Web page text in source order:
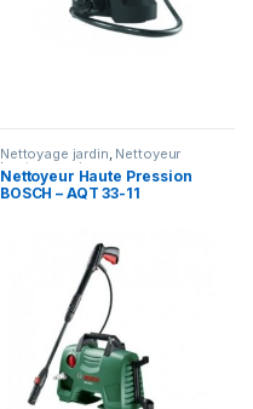
Nettoyage jardin, Nettoyeur
haute pression
Nettoyeur Haute Pression
BOSCH – AQT 33-11